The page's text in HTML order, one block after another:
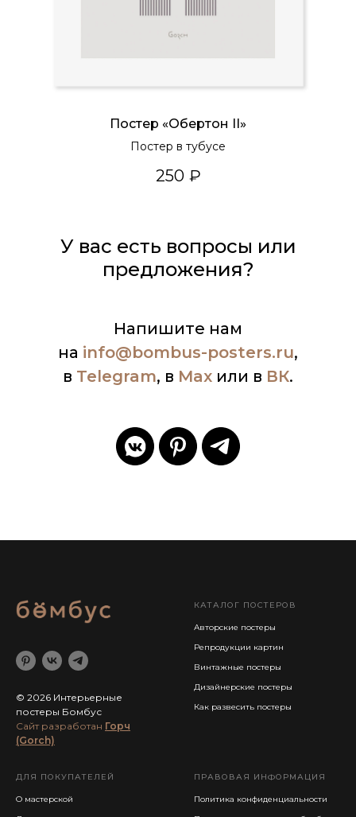
Постер «Обертон II»
Постер в тубусе
250 ₽
У вас есть вопросы или
предложения?
Напишите нам
на info@bombus-posters.ru,
в Telegram, в Max или в ВК.
© 2026 Интерьерные
постеры Бомбус
Cайт разработан Горч
(Gorch)
КАТАЛОГ ПОСТЕРОВ
Авторские постеры
Репродукции картин
Винтажные постеры
Дизайнерские постеры
Как развесить постеры
ДЛЯ ПОКУПАТЕЛЕЙ
О мастерской
ПРАВОВАЯ ИНФОРМАЦИЯ
Политика конфиденциальности